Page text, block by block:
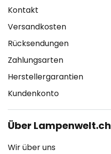
Kontakt
Versandkosten
Rücksendungen
Zahlungsarten
Herstellergarantien
Kundenkonto
Über Lampenwelt.ch
Wir über uns